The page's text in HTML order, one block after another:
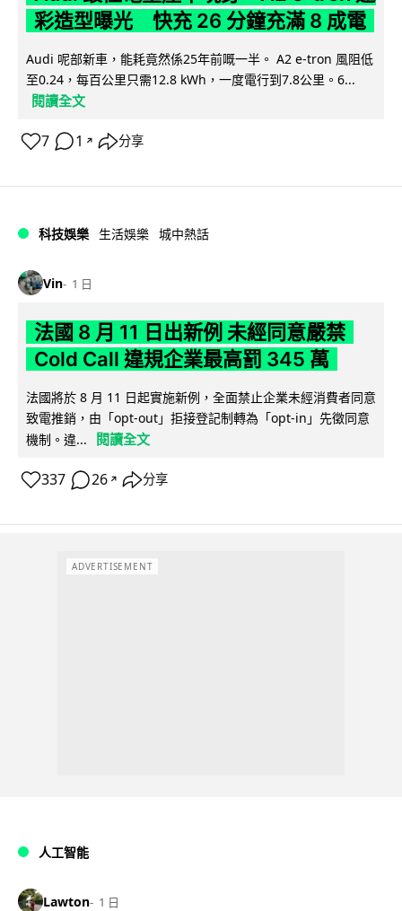
彩造型曝光 快充 26 分鐘充滿 8 成電
Audi 呢部新車，能耗竟然係25年前嘅一半。 A2 e-tron 風阻低
至0.24，每百公里只需12.8 kWh，一度電行到7.8公里。6...
閱讀全文
7 1 ↗ 分享
科技娛樂 生活娛樂 城中熱話
Vin 1 日
法國 8 月 11 日出新例 未經同意嚴禁
Cold Call 違規企業最高罰 345 萬
法國將於 8 月 11 日起實施新例，全面禁止企業未經消費者同意
致電推銷，由「opt-out」拒接登記制轉為「opt-in」先徵同意
機制。違...
閱讀全文
337 26 ↗ 分享
ADVERTISEMENT
人工智能
Lawton 1 日